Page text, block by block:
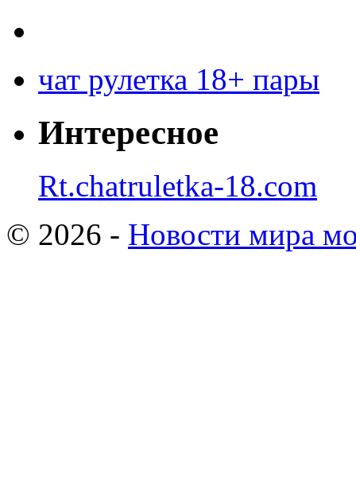
чат рулетка 18+ пары
Интересное
Rt.chatruletka-18.com
© 2026 - Новости мира